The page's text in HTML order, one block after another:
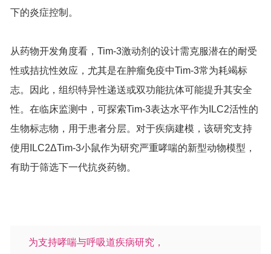
下的炎症控制。
从药物开发角度看，Tim-3激动剂的设计需克服潜在的耐受
性或拮抗性效应，尤其是在肿瘤免疫中Tim-3常为耗竭标
志。因此，组织特异性递送或双功能抗体可能提升其安全
性。在临床监测中，可探索Tim-3表达水平作为ILC2活性的
生物标志物，用于患者分层。对于疾病建模，该研究支持
使用ILC2ΔTim-3小鼠作为研究严重哮喘的新型动物模型，
有助于筛选下一代抗炎药物。
为支持哮喘与呼吸道疾病研究，